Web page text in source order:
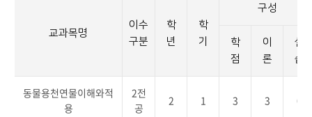
교과목명
이수
구분
학
년
학
기
구성
학
점
이
론
실
습
동물용천연물이해와적
용
2전
공
2 1 3 3 0